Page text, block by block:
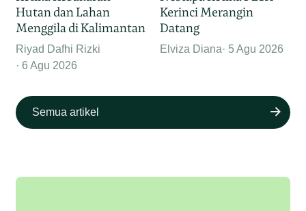
Hutan dan Lahan
Menggila di Kalimantan
Riyad Dafhi Rizki
6 Agu 2026
Kerinci Merangin
Datang
Elviza Diana 5 Agu 2026
Semua artikel